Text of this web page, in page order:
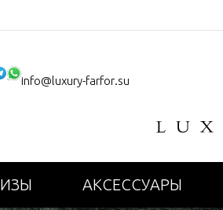
info@luxury-farfor.su
АКСЕССУАРЫ